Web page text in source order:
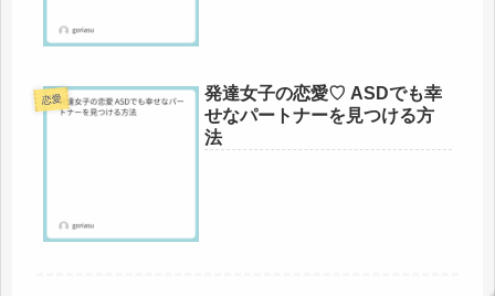
恋愛
発達女子の恋愛♡ ASDでも幸
せなパートナーを見つける方
法